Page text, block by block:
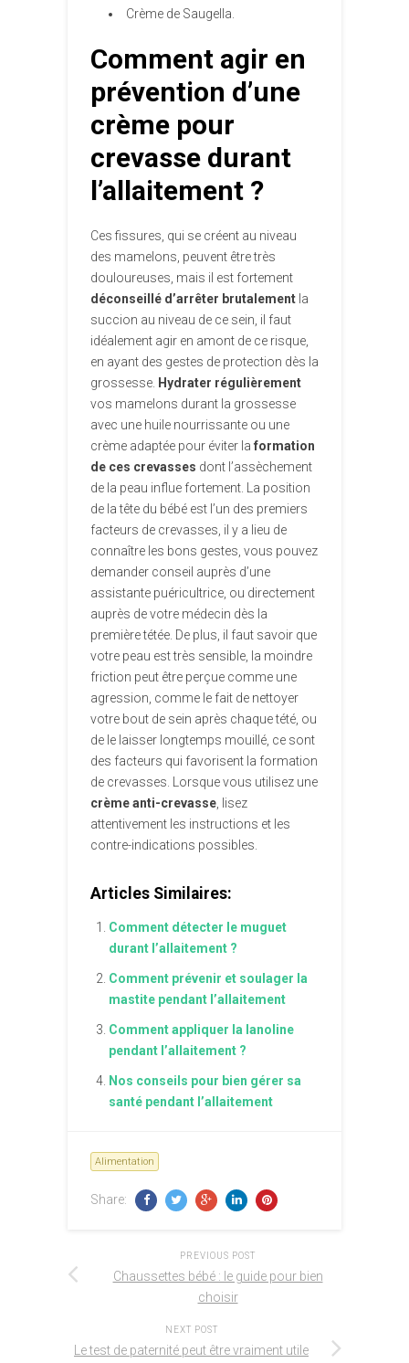
Crème de Saugella.
Comment agir en
prévention d’une
crème pour
crevasse durant
l’allaitement ?
Ces fissures, qui se créent au niveau
des mamelons, peuvent être très
douloureuses, mais il est fortement
déconseillé d’arrêter brutalement la
succion au niveau de ce sein, il faut
idéalement agir en amont de ce risque,
en ayant des gestes de protection dès la
grossesse. Hydrater régulièrement
vos mamelons durant la grossesse
avec une huile nourrissante ou une
crème adaptée pour éviter la formation
de ces crevasses dont l’assèchement
de la peau influe fortement. La position
de la tête du bébé est l’un des premiers
facteurs de crevasses, il y a lieu de
connaître les bons gestes, vous pouvez
demander conseil auprès d’une
assistante puéricultrice, ou directement
auprès de votre médecin dès la
première tétée. De plus, il faut savoir que
votre peau est très sensible, la moindre
friction peut être perçue comme une
agression, comme le fait de nettoyer
votre bout de sein après chaque tété, ou
de le laisser longtemps mouillé, ce sont
des facteurs qui favorisent la formation
de crevasses. Lorsque vous utilisez une
crème anti-crevasse, lisez
attentivement les instructions et les
contre-indications possibles.
Articles Similaires:
Comment détecter le muguet
durant l’allaitement ?
Comment prévenir et soulager la
mastite pendant l’allaitement
Comment appliquer la lanoline
pendant l’allaitement ?
Nos conseils pour bien gérer sa
santé pendant l’allaitement
Alimentation
Share:
PREVIOUS POST
Chaussettes bébé : le guide pour bien
choisir
NEXT POST
Le test de paternité peut être vraiment utile